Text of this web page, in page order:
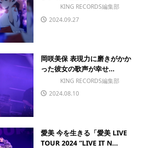
KING RECORDS編集部
2024.09.27
岡咲美保 表現力に磨きがかか
った彼女の歌声が幸せ...
KING RECORDS編集部
2024.08.10
愛美 今を生きる「愛美 LIVE
TOUR 2024 “LIVE IT N...